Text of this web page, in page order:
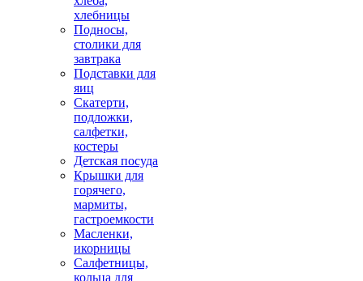
хлебницы
Подносы,
столики для
завтрака
Подставки для
яиц
Скатерти,
подложки,
салфетки,
костеры
Детская посуда
Крышки для
горячего,
мармиты,
гастроемкости
Масленки,
икорницы
Салфетницы,
кольца для